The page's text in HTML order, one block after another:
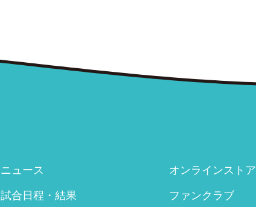
ニュース
試合日程・結果
オンラインストア
ファンクラブ